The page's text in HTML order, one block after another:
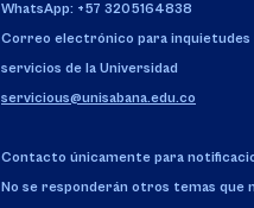
WhatsApp: +57 3205164838
Correo electrónico para inquietudes
servicios de la Universidad
servicious@unisabana.edu.co
Contacto únicamente para
No se responderán otros temas que